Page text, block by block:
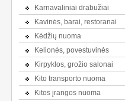
Karnavaliniai drabužiai
Kavinės, barai, restoranai
Kėdžių nuoma
Kelionės, povestuvinės
Kirpyklos, grožio salonai
Kito transporto nuoma
Kitos įrangos nuoma